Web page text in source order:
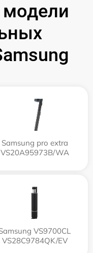
Samsung pro extra
VS20A95973B/WA
VS9700CL
VS28C9784QK/EV